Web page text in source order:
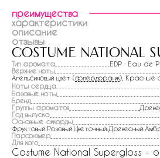
преимущества
характеристики
описание
отзывы
costume national
Тип аромата
EDP · Eau de
Верхние ноты
Апельсиновый цвет (флердоранж), Красные
Ноты сердца
Базовые ноты
Бренд
Группы ароматов
Год выпуска
Основные аккорды
Парфюмер
Для кого
Costume National Supergloss -